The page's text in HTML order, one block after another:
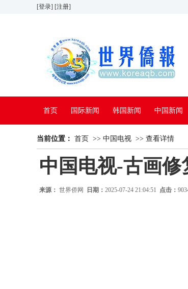
[登录] [注册]
首页 国际新闻 韩国新闻 中国新闻
看中国 特别报道
当前位置： 首页 >> 中国电视 >> 查看详情
中国电视-古画
来源： 世界侨网 日期： 2025-07-24 21:04:51 点击：